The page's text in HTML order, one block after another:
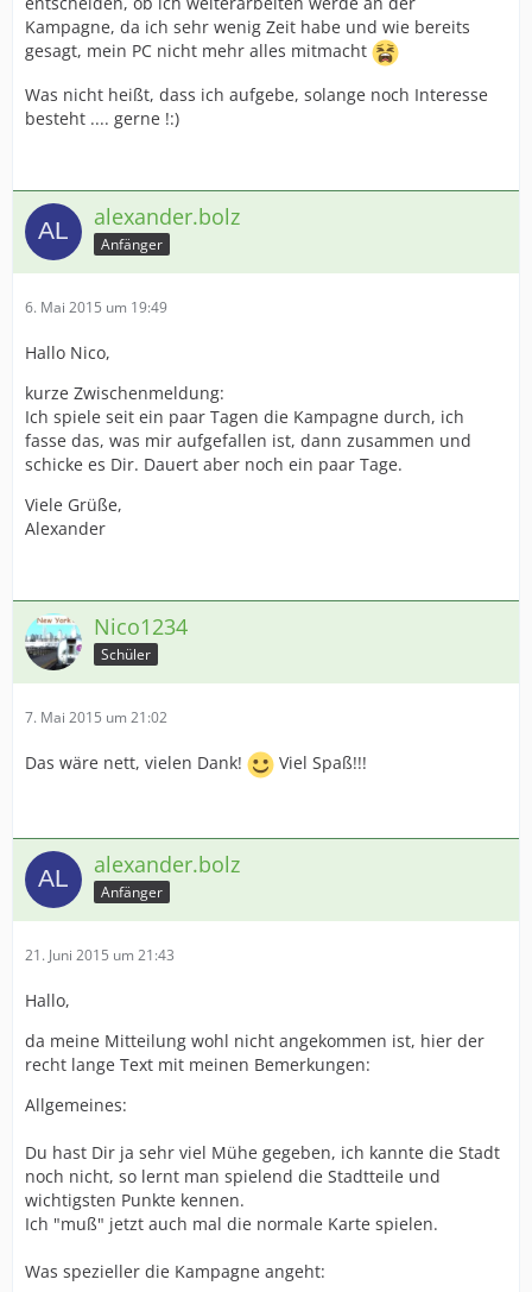
Kampagne, da ich sehr wenig Zeit habe und wie bereits
gesagt, mein PC nicht mehr alles mitmacht
Was nicht heißt, dass ich aufgebe, solange noch Interesse
besteht .... gerne !:)
alexander.bolz
Anfänger
6. Mai 2015 um 19:49
Hallo Nico,
kurze Zwischenmeldung:
Ich spiele seit ein paar Tagen die Kampagne durch, ich
fasse das, was mir aufgefallen ist, dann zusammen und
schicke es Dir. Dauert aber noch ein paar Tage.
Viele Grüße,
Alexander
Nico1234
Schüler
7. Mai 2015 um 21:02
Das wäre nett, vielen Dank! Viel Spaß!!!
alexander.bolz
Anfänger
21. Juni 2015 um 21:43
Hallo,
da meine Mitteilung wohl nicht angekommen ist, hier der
recht lange Text mit meinen Bemerkungen:
Allgemeines:
Du hast Dir ja sehr viel Mühe gegeben, ich kannte die Stadt
noch nicht, so lernt man spielend die Stadtteile und
wichtigsten Punkte kennen.
Ich "muß" jetzt auch mal die normale Karte spielen.
Was spezieller die Kampagne angeht: